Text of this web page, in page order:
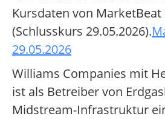
Kursdaten von MarketBeat
(Schlusskurs 29.05.2026).
29.05.2026
Williams Companies mit
ist als Betreiber von
Midstream-Infrastruktur